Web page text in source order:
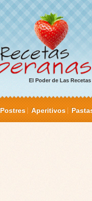
El Poder de Las Recetas
Postres Aperitivos